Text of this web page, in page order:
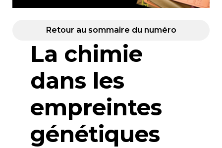
Retour au sommaire du numéro
La chimie
dans les
empreintes
génétiques